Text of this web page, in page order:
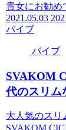
貴女にお勧め
2021.05.03
バイブ
バイブ
SVAKOM
代のスリム
大人気のスリ